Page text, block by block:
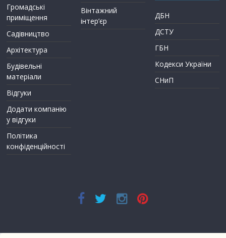
Громадські
приміщення
Садівництво
Архітектура
Будівельні
матеріали
Відгуки
Додати компанію
у відгуки
Політика
конфіденційності
Вінтажний
інтер’єр
ДБН
ДСТУ
ГБН
Кодекси України
СНиП